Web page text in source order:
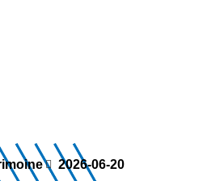
2026-06-20